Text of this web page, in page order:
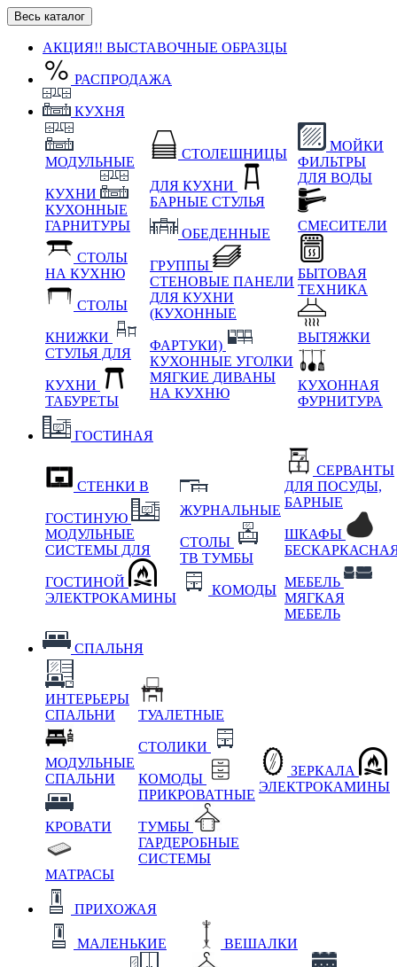
Весь каталог
АКЦИЯ!! ВЫСТАВОЧНЫЕ ОБРАЗЦЫ
РАСПРОДАЖА
КУХНЯ
МОДУЛЬНЫЕ
КУХНИ
КУХОННЫЕ
ГАРНИТУРЫ
СТОЛЫ
НА КУХНЮ
СТОЛЫ
КНИЖКИ
СТУЛЬЯ ДЛЯ
КУХНИ
ТАБУРЕТЫ
СТОЛЕШНИЦЫ
ДЛЯ КУХНИ
БАРНЫЕ СТУЛЬЯ
ОБЕДЕННЫЕ
ГРУППЫ
СТЕНОВЫЕ ПАНЕЛИ
ДЛЯ КУХНИ
(КУХОННЫЕ
ФАРТУКИ)
КУХОННЫЕ УГОЛКИ
МЯГКИЕ ДИВАНЫ
НА КУХНЮ
МОЙКИ
ФИЛЬТРЫ
ДЛЯ ВОДЫ
СМЕСИТЕЛИ
БЫТОВАЯ
ТЕХНИКА
ВЫТЯЖКИ
КУХОННАЯ
ФУРНИТУРА
ГОСТИНАЯ
СТЕНКИ В
ГОСТИНУЮ
МОДУЛЬНЫЕ
СИСТЕМЫ ДЛЯ
ГОСТИНОЙ
ЭЛЕКТРОКАМИНЫ
ЖУРНАЛЬНЫЕ
СТОЛЫ
ТВ ТУМБЫ
КОМОДЫ
СЕРВАНТЫ
ДЛЯ ПОСУДЫ,
БАРНЫЕ
ШКАФЫ
МЕБЕЛЬ
МЯГКАЯ
МЕБЕЛЬ
СПАЛЬНЯ
ИНТЕРЬЕРЫ
СПАЛЬНИ
МОДУЛЬНЫЕ
СПАЛЬНИ
КРОВАТИ
МАТРАСЫ
ТУАЛЕТНЫЕ
СТОЛИКИ
КОМОДЫ
ПРИКРОВАТНЫЕ
ТУМБЫ
ГАРДЕРОБНЫЕ
СИСТЕМЫ
ЗЕРКАЛА
ЭЛЕКТРОКАМИНЫ
ПРИХОЖАЯ
МАЛЕНЬКИЕ ВЕШАЛКИ